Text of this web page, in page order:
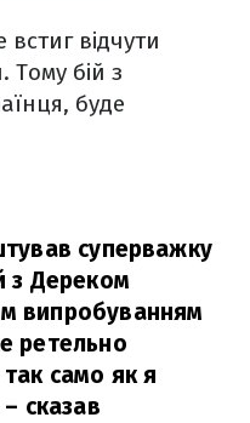
відчути
Тому бій з
буде
суперважку
з Дереком
випробуванням
ретельно
само як я
– сказав